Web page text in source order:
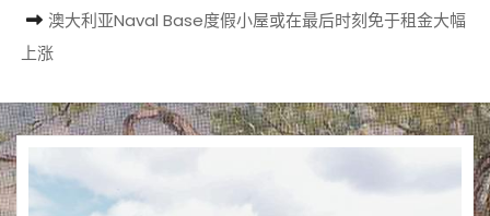
澳大利亚Naval Base度假小屋或在最后时刻免于租金大幅
上涨